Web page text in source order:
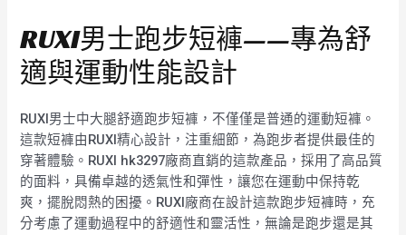
RUXI男士跑步短褲——專為舒
適與運動性能設計
RUXI男士中大腿舒適跑步短褲，不僅僅是普通的運動短褲。
這款短褲由RUXI精心設計，注重細節，為跑步者提供最佳的
穿著體驗。RUXI hk3297廠商直銷的這款產品，採用了高品質
的面料，具備卓越的透氣性和彈性，讓您在運動中保持乾
爽，擺脫悶熱的困擾。RUXI廠商在設計這款跑步短褲時，充
分考慮了運動過程中的舒適性和靈活性，無論是跑步還是其